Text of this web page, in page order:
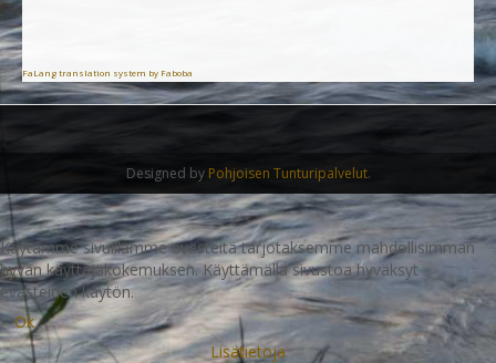
FaLang translation system by Faboba
Designed by Pohjoisen Tunturipalvelut.
Käytämme sivuillamme evästeitä tarjotaksemme mahdollisimman
hyvän käyttäjäkokemuksen. Käyttämällä sivustoa hyväksyt
evästeiden käytön.
Ok
Lisätietoja